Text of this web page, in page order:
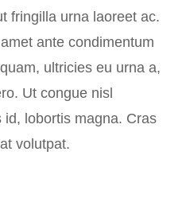
fringilla urna laoreet ac.
ante condimentum
ultricies eu urna a,
Ut congue nisl
lobortis magna. Cras
volutpat.